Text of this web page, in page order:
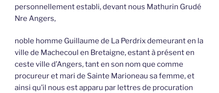
personnellement establi, devant nous Mathurin Grudé
Nre Angers,
noble homme Guillaume de La Perdrix demeurant en la
ville de Machecoul en Bretaigne, estant à présent en
ceste ville d’Angers, tant en son nom que comme
procureur et mari de Sainte Marioneau sa femme, et
ainsi qu’il nous est apparu par lettres de procuration